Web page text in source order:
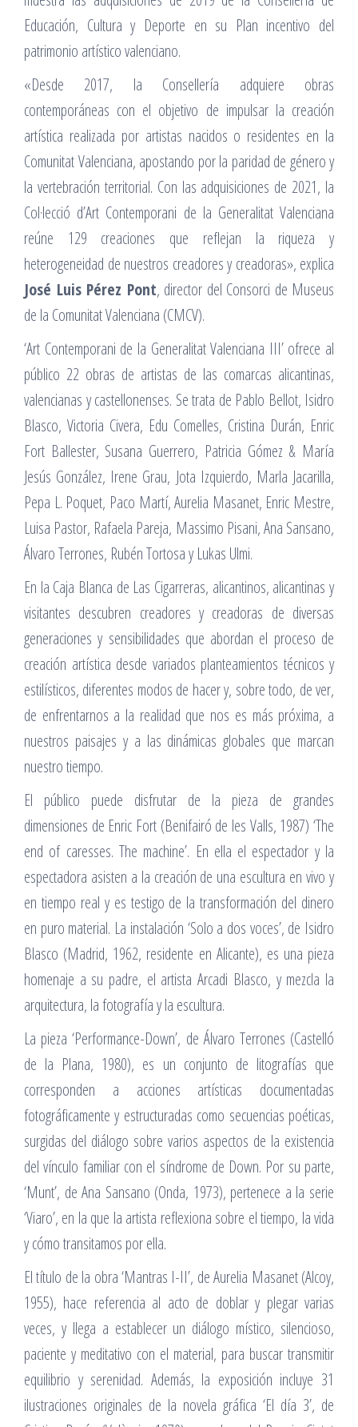
Educación, Cultura y Deporte en su Plan incentivo del
patrimonio artístico valenciano.
«Desde 2017, la Consellería adquiere obras
contemporáneas con el objetivo de impulsar la creación
artística realizada por artistas nacidos o residentes en la
Comunitat Valenciana, apostando por la paridad de género y
la vertebración territorial. Con las adquisiciones de 2021, la
Col·lecció d’Art Contemporani de la Generalitat Valenciana
reúne 129 creaciones que reflejan la riqueza y
heterogeneidad de nuestros creadores y creadoras», explica
José Luis Pérez Pont, director del Consorci de Museus
de la Comunitat Valenciana (CMCV).
‘Art Contemporani de la Generalitat Valenciana III’ ofrece al
público 22 obras de artistas de las comarcas alicantinas,
valencianas y castellonenses. Se trata de Pablo Bellot, Isidro
Blasco, Victoria Civera, Edu Comelles, Cristina Durán, Enric
Fort Ballester, Susana Guerrero, Patricia Gómez & María
Jesús González, Irene Grau, Jota Izquierdo, Marla Jacarilla,
Pepa L. Poquet, Paco Martí, Aurelia Masanet, Enric Mestre,
Luisa Pastor, Rafaela Pareja, Massimo Pisani, Ana Sansano,
Álvaro Terrones, Rubén Tortosa y Lukas Ulmi.
En la Caja Blanca de Las Cigarreras, alicantinos, alicantinas y
visitantes descubren creadores y creadoras de diversas
generaciones y sensibilidades que abordan el proceso de
creación artística desde variados planteamientos técnicos y
estilísticos, diferentes modos de hacer y, sobre todo, de ver,
de enfrentarnos a la realidad que nos es más próxima, a
nuestros paisajes y a las dinámicas globales que marcan
nuestro tiempo.
El público puede disfrutar de la pieza de grandes
dimensiones de Enric Fort (Benifairó de les Valls, 1987) ‘The
end of caresses. The machine’. En ella el espectador y la
espectadora asisten a la creación de una escultura en vivo y
en tiempo real y es testigo de la transformación del dinero
en puro material. La instalación ‘Solo a dos voces’, de Isidro
Blasco (Madrid, 1962, residente en Alicante), es una pieza
homenaje a su padre, el artista Arcadi Blasco, y mezcla la
arquitectura, la fotografía y la escultura.
La pieza ‘Performance-Down’, de Álvaro Terrones (Castelló
de la Plana, 1980), es un conjunto de litografías que
corresponden a acciones artísticas documentadas
fotográficamente y estructuradas como secuencias poéticas,
surgidas del diálogo sobre varios aspectos de la existencia
del vínculo familiar con el síndrome de Down. Por su parte,
‘Munt’, de Ana Sansano (Onda, 1973), pertenece a la serie
‘Viaro’, en la que la artista reflexiona sobre el tiempo, la vida
y cómo transitamos por ella.
El título de la obra ‘Mantras I-II’, de Aurelia Masanet (Alcoy,
1955), hace referencia al acto de doblar y plegar varias
veces, y llega a establecer un diálogo místico, silencioso,
paciente y meditativo con el material, para buscar transmitir
equilibrio y serenidad. Además, la exposición incluye 31
ilustraciones originales de la novela gráfica ‘El día 3’, de